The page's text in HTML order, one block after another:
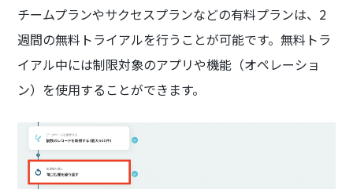
チームプランやサクセスプランなどの有料プランは、2
週間の無料トライアルを行うことが可能です。無料トラ
イアル中には制限対象のアプリや機能（オペレーショ
ン）を使用することができます。